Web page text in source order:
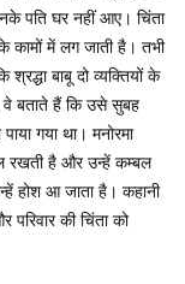
पति घर नहीं आए। चिंता
कामों में लग जाती है। तभी
बाबू दो व्यक्तियों के
बताते हैं कि उसे सुबह
गया था। मनोरमा
रखती है और उन्हें कम्बल
होश आ जाता है। कहानी
परिवार की चिंता को